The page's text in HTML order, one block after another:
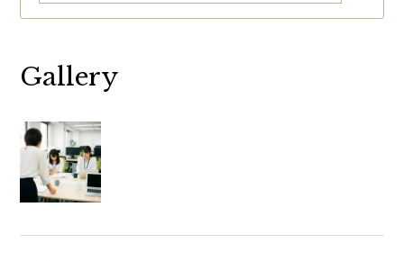
Gallery